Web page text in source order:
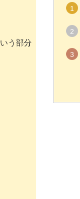
う部分
1
2
3